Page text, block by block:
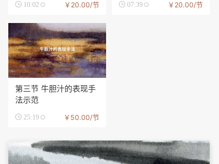
 10:02 ￥20.00/节  07:39 ￥20.00/节
第三节 牛胆汁的表现手
法示范
 25:19 ￥50.00/节